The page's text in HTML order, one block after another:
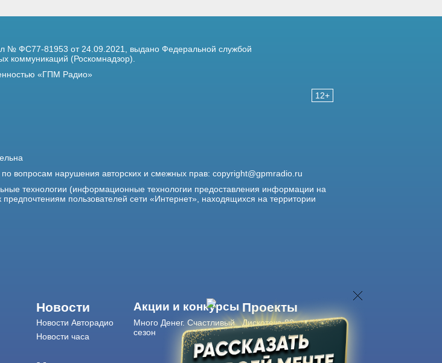
12+
№ ФС77-81953 от 24.09.2021, выдано Федеральной службой
коммуникаций (Роскомнадзор).
«ГПМ Радио»
вопросам нарушения авторских и смежных прав: copyright@gpmradio.ru
технологии (информационные технологии предоставления информации на
пользователей сети «Интернет», находящихся на территории
Новости
Новости Авторадио
Новости часа
Акции и конкурсы
Много Денег. Счастливый
сезон
Проекты
Дискотека 80-х
Живые концерты
Журнал Авторадио